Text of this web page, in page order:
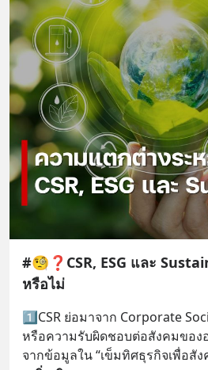
#🧐❓CSR, ESG และ
หรือไม่
1️⃣CSR ย่อมาจาก Corporate
หรือความรับผิดชอบต่อสังคมของ
จากข้อมูลใน “เข็มทิศธุรกิจเพื่อสัง